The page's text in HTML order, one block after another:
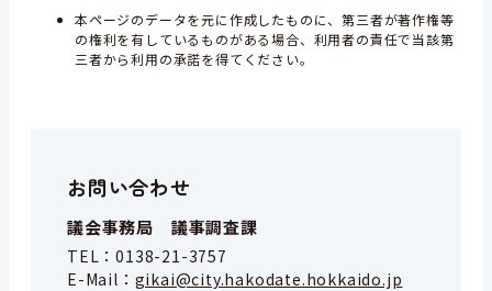
本ページのデータを元に作成したものに、第三者が著作権等
の権利を有しているものがある場合、利用者の責任で当該第
三者から利用の承諾を得てください。
お問い合わせ
議会事務局 議事調査課
TEL：0138-21-3757
E-Mail： gikai@city.hakodate.hokkaido.jp